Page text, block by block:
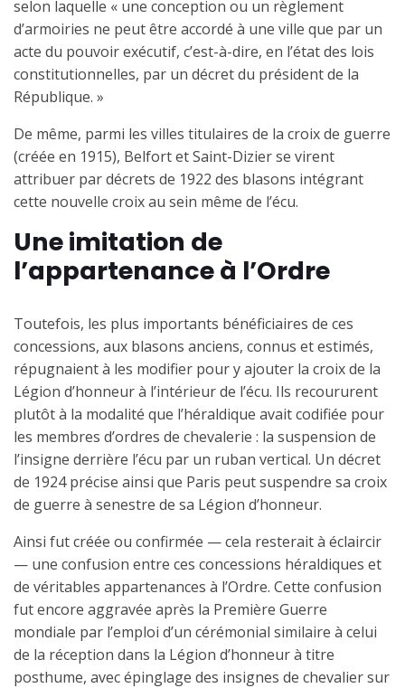
selon laquelle « une conception ou un règlement
d’armoiries ne peut être accordé à une ville que par un
acte du pouvoir exécutif, c’est-à-dire, en l’état des lois
constitutionnelles, par un décret du président de la
République. »
De même, parmi les villes titulaires de la croix de guerre
(créée en 1915), Belfort et Saint-Dizier se virent
attribuer par décrets de 1922 des blasons intégrant
cette nouvelle croix au sein même de l’écu.
Une imitation de
l’appartenance à l’Ordre
Toutefois, les plus importants bénéficiaires de ces
concessions, aux blasons anciens, connus et estimés,
répugnaient à les modifier pour y ajouter la croix de la
Légion d’honneur à l’intérieur de l’écu. Ils recoururent
plutôt à la modalité que l’héraldique avait codifiée pour
les membres d’ordres de chevalerie : la suspension de
l’insigne derrière l’écu par un ruban vertical. Un décret
de 1924 précise ainsi que Paris peut suspendre sa croix
de guerre à senestre de sa Légion d’honneur.
Ainsi fut créée ou confirmée — cela resterait à éclaircir
— une confusion entre ces concessions héraldiques et
de véritables appartenances à l’Ordre. Cette confusion
fut encore aggravée après la Première Guerre
mondiale par l’emploi d’un cérémonial similaire à celui
de la réception dans la Légion d’honneur à titre
posthume, avec épinglage des insignes de chevalier sur